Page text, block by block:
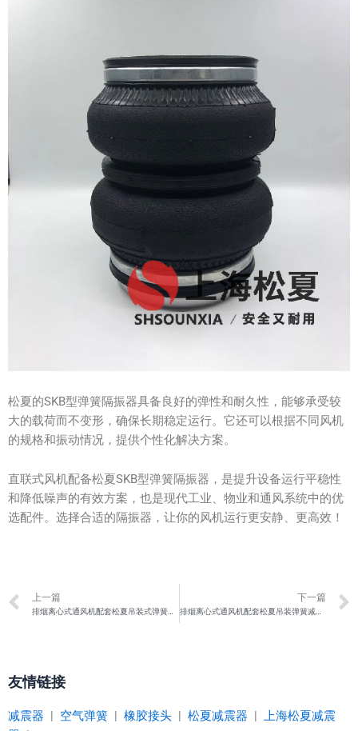
松夏的SKB型弹簧隔振器具备良好的弹性和耐久性，能够承受较
大的载荷而不变形，确保长期稳定运行。它还可以根据不同风机
的规格和振动情况，提供个性化解决方案。
直联式风机配备松夏SKB型弹簧隔振器，是提升设备运行平稳性
和降低噪声的有效方案，也是现代工业、物业和通风系统中的优
选配件。选择合适的隔振器，让你的风机运行更安静、更高效！
Prev
上一篇 下一篇
排烟离心式通风机配套松夏吊装弹簧减振器
友情链接
减震器 空气弹簧 橡胶接头 松夏减震器
上海松夏减震